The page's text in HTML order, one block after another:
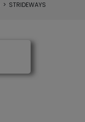
> STRIDEWAYS